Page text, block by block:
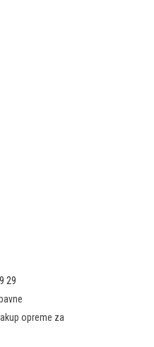
29
opreme za